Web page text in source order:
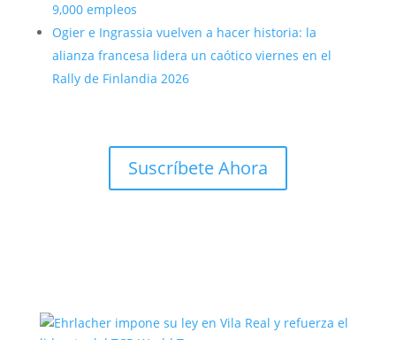
9,000 empleos
Ogier e Ingrassia vuelven a hacer historia: la
alianza francesa lidera un caótico viernes en el
Rally de Finlandia 2026
Suscríbete Ahora